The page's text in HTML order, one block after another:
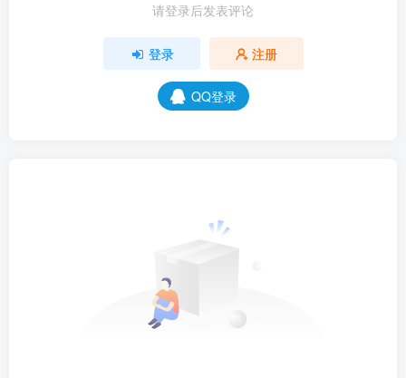
请登录后发表评论
登录 注册
QQ登录